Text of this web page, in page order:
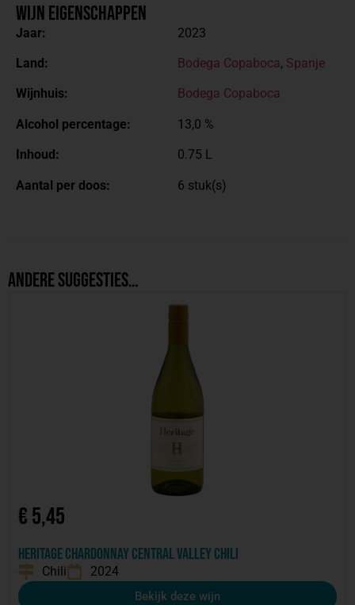
Wijn Eigenschappen
Jaar: 2023
Land: Bodega Copaboca, Spanje
Wijnhuis: Bodega Copaboca
Alcohol percentage: 13,0 %
Inhoud: 0.75 L
Aantal per doos: 6 stuk(s)
Andere suggesties…
€5,45
Heritage Chardonnay Central Valley Chili
Chili 2024
Bekijk deze wijn